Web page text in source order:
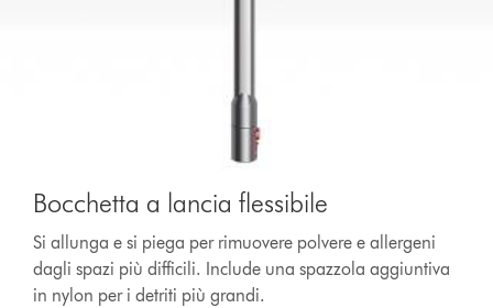
Bocchetta a lancia flessibile
Si allunga e si piega per rimuovere polvere e allergeni
dagli spazi più difficili. Include una spazzola aggiuntiva
in nylon per i detriti più grandi.